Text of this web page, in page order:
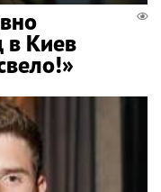
в Киев